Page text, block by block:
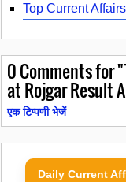
Top Current
0Comments for
at Rojgar Result
एक टिप्पणी भेजें
Daily Current